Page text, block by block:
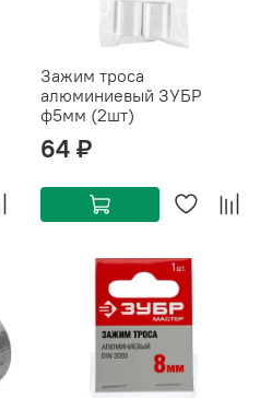
Зажим троса
алюминиевый ЗУБР
ф5мм (2шт)
64 ₽